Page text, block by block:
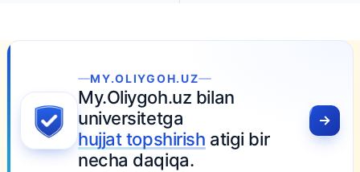
MY.OLIYGOH.UZ
My.Oliygoh.uz bilan
universitetga
hujjat topshirishatigi bir
necha daqiqa.